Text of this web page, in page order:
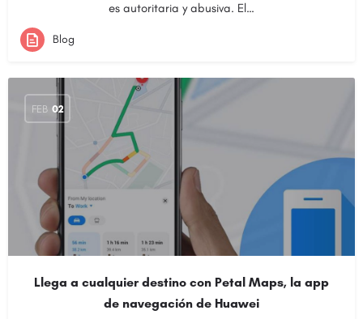
es autoritaria y abusiva. El…
Blog
FEB 02
Llega a cualquier destino con Petal Maps, la app
de navegación de Huawei